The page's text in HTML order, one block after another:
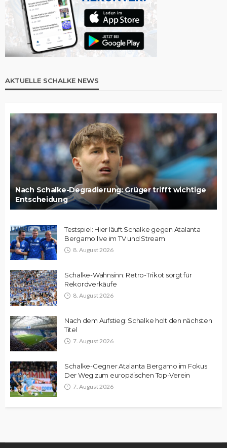
AKTUELLE SCHALKE NEWS
Nach Schalke-Degradierung: Grüger trifft wichtige
Entscheidung
Testspiel: Hier läuft Schalke gegen Atalanta
Bergamo live im TV und Stream
8. August 2026
Schalke-Wahnsinn: Retro-Trikot sorgt für
Rekordverkäufe
8. August 2026
Nach dem Aufstieg: Schalke holt den nächsten
Titel
7. August 2026
Schalke-Gegner Atalanta Bergamo im Fokus:
Der Weg zum europäischen Top-Verein
7. August 2026